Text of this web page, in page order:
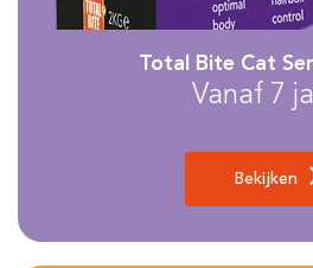
Total Bite Cat
Vanaf 7
Bekijken